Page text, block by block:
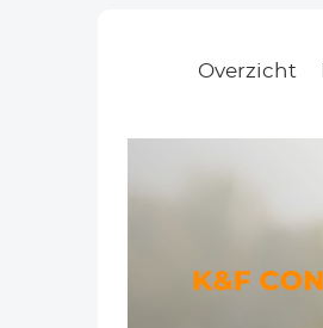
Overzicht